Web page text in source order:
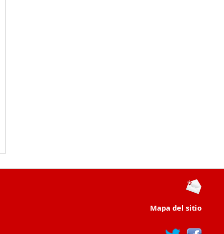
Mapa del sitio